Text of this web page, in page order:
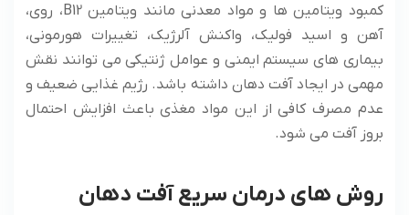
کمبود ویتامین ها و مواد معدنی مانند ویتامین B12، روی،
آهن و اسید فولیک، واکنش آلرژیک، تغییرات هورمونی،
بیماری های سیستم ایمنی و عوامل ژنتیکی می توانند نقش
مهمی در ایجاد آفت دهان داشته باشد. رژیم غذایی ضعیف و
عدم مصرف کافی از این مواد مغذی باعث افزایش احتمال
بروز آفت می شود.
روش های درمان سریع آفت دهان